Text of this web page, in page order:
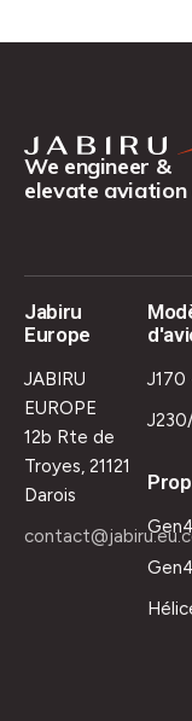
We engineer &
elevate aviation
Jabiru
Europe
JABIRU
EUROPE
12b Rte de
Troyes, 21121
Darois
J170